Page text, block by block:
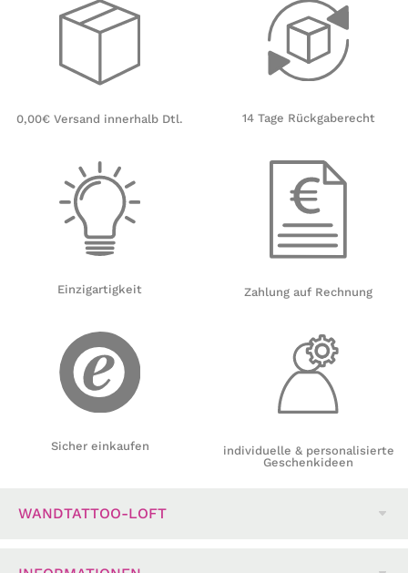
0,00€ Versand innerhalb Dtl.
Einzigartigkeit
Sicher einkaufen
14 Tage Rückgaberecht
Zahlung auf Rechnung
individuelle & personalisierte
Geschenkideen
WANDTATTOO-LOFT